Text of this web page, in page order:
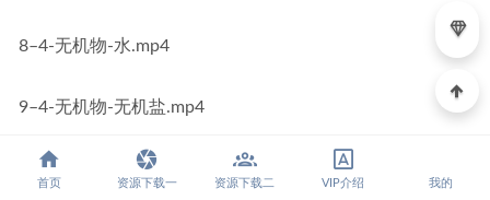
8–4-无机物-水.mp4
9–4-无机物-无机盐.mp4
03.【一轮复习】必修二 遗传与进化
首页 资源下载一 资源下载二 VIP介绍 我的